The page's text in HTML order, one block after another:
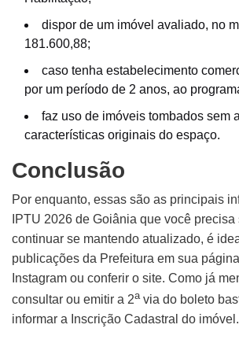
dispor de um imóvel avaliado, no
181.600,88;
caso tenha estabelecimento
por um período de 2 anos, ao
faz uso de imóveis tombados sem
características originais do espaço.
Conclusão
Por enquanto, essas são as principais
IPTU 2026 de Goiânia que você precisa
continuar se mantendo atualizado, é
publicações da Prefeitura em sua
Instagram ou conferir o site. Como já
consultar ou emitir a 2avia do boleto
informar a Inscrição Cadastral do imóvel.